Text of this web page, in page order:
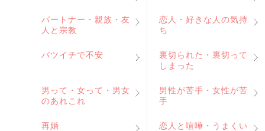
パートナー・親族・友
人と宗教
恋人・好きな人の気持
ち
バツイチで不安
裏切られた・裏切って
しまった
男って・女って・男女
のあれこれ
男性が苦手・女性が苦
手
再婚
恋人と喧嘩・うまくい